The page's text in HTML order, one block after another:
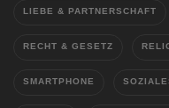
LIEBE & PARTNERSCHAFT
RECHT & GESETZ
SMARTPHONE